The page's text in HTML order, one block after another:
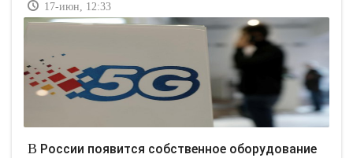
17-июн, 12:33
В России появится собственное оборудование